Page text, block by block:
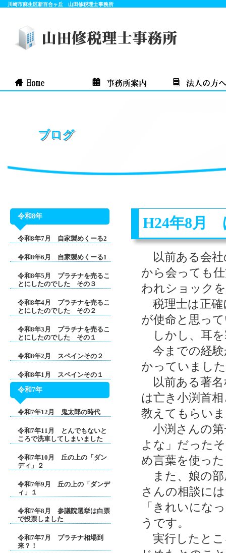
川崎市麻生区新百合ヶ丘 山田修税理士事務所
ブログ
令和8年
令和8年7月 自家製めくーる2
令和8年6月 自家製めくーる1
令和8年5月 プラチナを売るこ
とにしたのでした その３
令和8年4月 プラチナを売るこ
とにしたのでした その２
令和8年3月 プラチナを売るこ
とにしたのでした その１
令和8年2月 スペインその２
令和8年1月 スペインその１
令和7年
令和7年12月 鬼太郎の時代
令和7年11月 とんでもないと
ころで洗車してしまいました
令和7年10月 丘の上の「ダン
ディ」２
令和7年9月 丘の上の「ダンデ
ィ」１
令和7年8月 参議院選挙は白票
で投票しました
令和7年7月 プラチナ相場到
来？！
H24年8月
以前ある会社
から会っても
われショック
税理士は正確
が使命と思っ
しかし、耳を
今までの経験
かっていまし
以前ある著名
は亡き小渕首
教えてもらい
小渕さんの第
よな」だった
め言葉を使っ
また、娘の部
さんの相談に
「きれいにな
うです。
実行したとこ